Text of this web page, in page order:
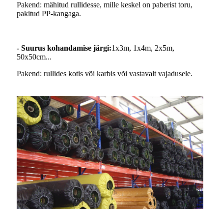
Pakend: mähitud rullidesse, mille keskel on paberist toru,
pakitud PP-kangaga.
- Suurus kohandamise järgi:1x3m, 1x4m, 2x5m,
50x50cm...
Pakend: rullides kotis või karbis või vastavalt vajadusele.